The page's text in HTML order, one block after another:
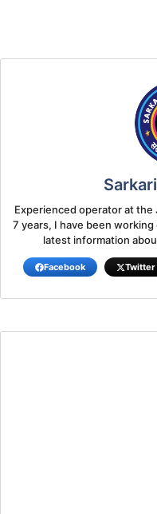
Experienced operator at the
7 years, I have been
latest information
Facebook Twitter